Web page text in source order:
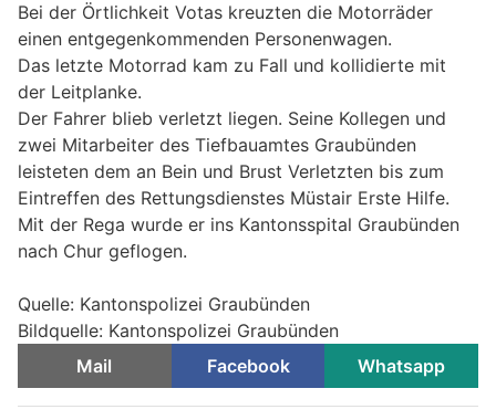
Bei der Örtlichkeit Votas kreuzten die Motorräder
einen entgegenkommenden Personenwagen.
Das letzte Motorrad kam zu Fall und kollidierte mit
der Leitplanke.
Der Fahrer blieb verletzt liegen. Seine Kollegen und
zwei Mitarbeiter des Tiefbauamtes Graubünden
leisteten dem an Bein und Brust Verletzten bis zum
Eintreffen des Rettungsdienstes Müstair Erste Hilfe.
Mit der Rega wurde er ins Kantonsspital Graubünden
nach Chur geflogen.
Quelle: Kantonspolizei Graubünden
Bildquelle: Kantonspolizei Graubünden
Mail
Facebook Whatsapp